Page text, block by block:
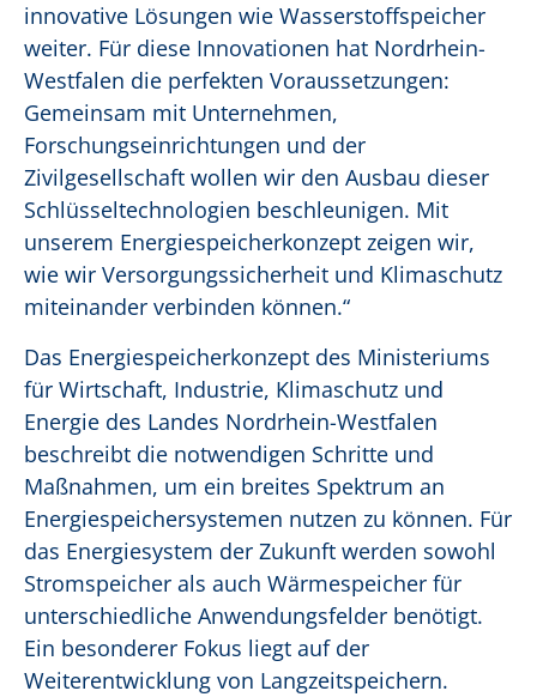
innovative Lösungen wie Wasserstoffspeicher
weiter. Für diese Innovationen hat Nordrhein-
Westfalen die perfekten Voraussetzungen:
Gemeinsam mit Unternehmen,
Forschungseinrichtungen und der
Zivilgesellschaft wollen wir den Ausbau dieser
Schlüsseltechnologien beschleunigen. Mit
unserem Energiespeicherkonzept zeigen wir,
wie wir Versorgungssicherheit und Klimaschutz
miteinander verbinden können.“
Das Energiespeicherkonzept des Ministeriums
für Wirtschaft, Industrie, Klimaschutz und
Energie des Landes Nordrhein-Westfalen
beschreibt die notwendigen Schritte und
Maßnahmen, um ein breites Spektrum an
Energiespeichersystemen nutzen zu können. Für
das Energiesystem der Zukunft werden sowohl
Stromspeicher als auch Wärmespeicher für
unterschiedliche Anwendungsfelder benötigt.
Ein besonderer Fokus liegt auf der
Weiterentwicklung von Langzeitspeichern.